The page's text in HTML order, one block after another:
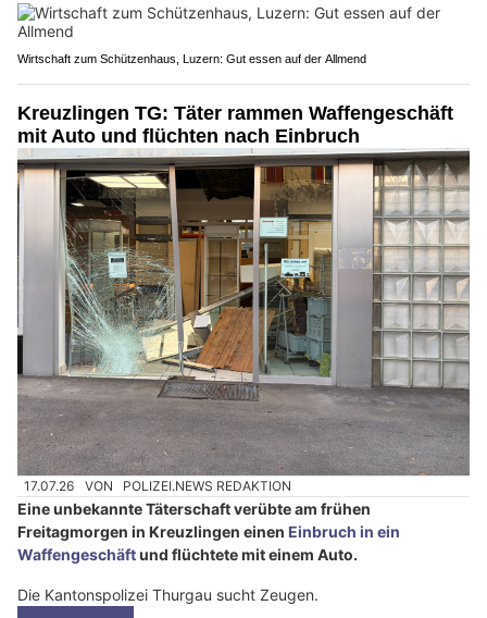
Wirtschaft zum Schützenhaus, Luzern: Gut essen auf der Allmend
Kreuzlingen TG: Täter rammen Waffengeschäft
mit Auto und flüchten nach Einbruch
17.07.26 VON POLIZEI.NEWS REDAKTION
Eine unbekannte Täterschaft verübte am frühen
Freitagmorgen in Kreuzlingen einen Einbruch in ein
Waffengeschäftund flüchtete mit einem Auto.
Die Kantonspolizei Thurgau sucht Zeugen.